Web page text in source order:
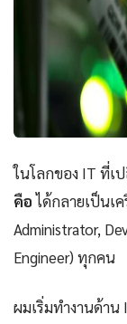
ในโลกของ IT ที่เ
คือได้กลายเป็นเ
Administrator,
Engineer) ทุกคน
ผมเริ่มทำงานด้า